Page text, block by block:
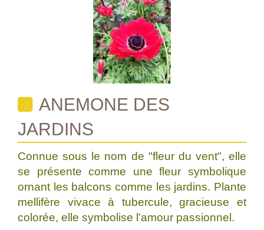
ANEMONE DES
JARDINS
Connue sous le nom de "fleur du vent", elle
se présente comme une fleur symbolique
ornant les balcons comme les jardins. Plante
mellifère vivace à tubercule, gracieuse et
colorée, elle symbolise l'amour passionnel.